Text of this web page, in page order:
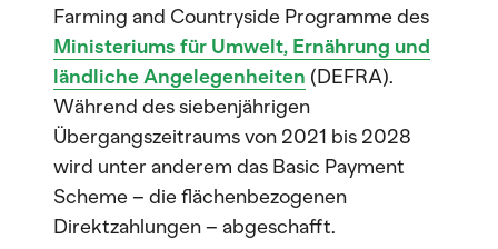
Farming and Countryside Programme des
Ministeriums für Umwelt, Ernährung und
ländliche Angelegenheiten (DEFRA).
Während des siebenjährigen
Übergangszeitraums von 2021 bis 2028
wird unter anderem das Basic Payment
Scheme – die flächenbezogenen
Direktzahlungen – abgeschafft.